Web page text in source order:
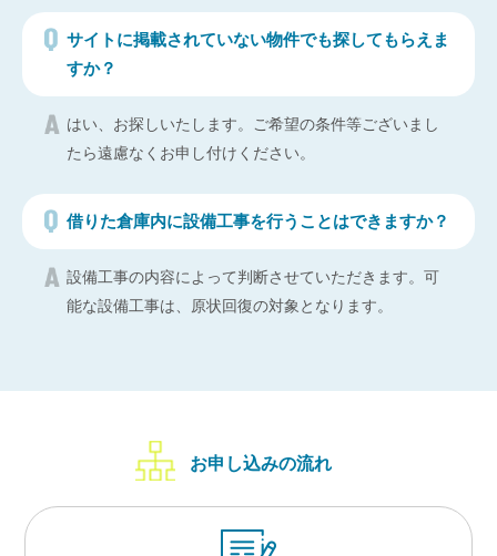
サイトに掲載されていない物件でも探してもらえま
すか？
はい、お探しいたします。ご希望の条件等ございまし
たら遠慮なくお申し付けください。
借りた倉庫内に設備工事を行うことはできますか？
設備工事の内容によって判断させていただきます。可
能な設備工事は、原状回復の対象となります。
お申し込みの流れ